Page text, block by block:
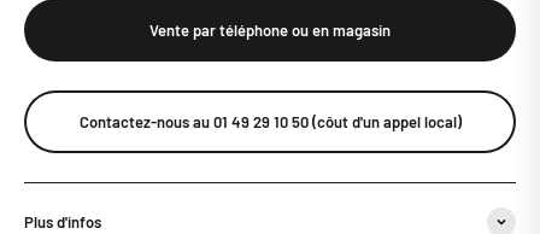
Vente par téléphone ou en magasin
Contactez-nous au 01 49 29 10 50 (côut d'un appel local)
Plus d'infos